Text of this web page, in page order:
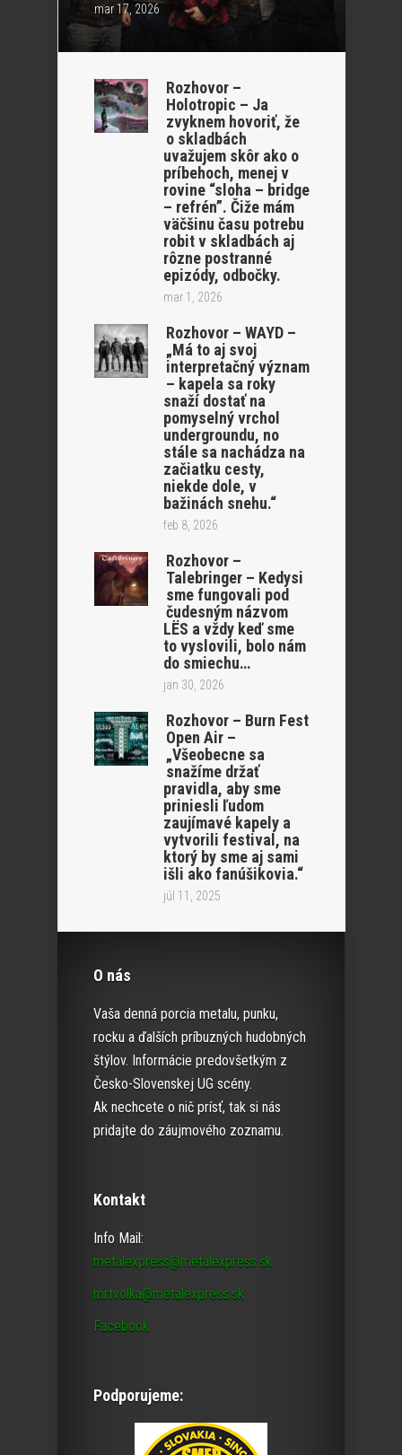
mar 17, 2026
Rozhovor –
Holotropic – Ja
zvyknem hovoriť, že
o skladbách
uvažujem skôr ako o
príbehoch, menej v
rovine “sloha – bridge
– refrén”. Čiže mám
väčšinu času potrebu
robit v skladbách aj
rôzne postranné
epizódy, odbočky.
mar 1, 2026
Rozhovor – WAYD –
„Má to aj svoj
interpretačný význam
– kapela sa roky
snaží dostať na
pomyselný vrchol
undergroundu, no
stále sa nachádza na
začiatku cesty,
niekde dole, v
bažinách snehu.“
feb 8, 2026
Rozhovor –
Talebringer – Kedysi
sme fungovali pod
čudesným názvom
LËS a vždy keď sme
to vyslovili, bolo nám
do smiechu…
jan 30, 2026
Rozhovor – Burn Fest
Open Air –
„Všeobecne sa
snažíme držať
pravidla, aby sme
priniesli ľudom
zaujímavé kapely a
vytvorili festival, na
ktorý by sme aj sami
išli ako fanúšikovia.“
júl 11, 2025
O nás
Vaša denná porcia metalu, punku,
rocku a ďalších príbuzných hudobných
štýlov. Informácie predovšetkým z
Česko-Slovenskej UG scény.
Ak nechcete o nič prísť, tak si nás
pridajte do záujmového zoznamu.
Kontakt
Info Mail:
metalexpress@metalexpress.sk
mrtvolka@metalexpress.sk
Facebook
Podporujeme: